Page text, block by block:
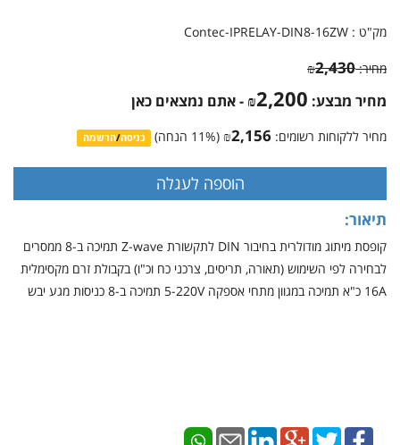
מק"ט : Contec-IPRELAY-DIN8-16ZW
מחיר: ₪2,430
מחיר מבצע: ₪2,200 - אתם נמצאים כאן
מחיר ללקוחות רשומים: ₪2,156
(
11% הנחה) כניסה/הרשמה
תיאור:
קופסת מיתוג מודולרית בחיבור DIN לתקשורת Z-wave תמיכה ב-8 ממסרים
לבחירה לפי השימוש (תאורה, תריסים, צרכני כח וכ"ו) בקבולת זרם מקסימלית
16A כ"א תמיכה במגוון מתחי אספקה 5-220V תמיכה ב-8 כניסות מגע יבש